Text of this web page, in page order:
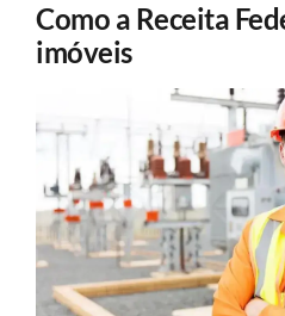
Como a Receita
imóveis